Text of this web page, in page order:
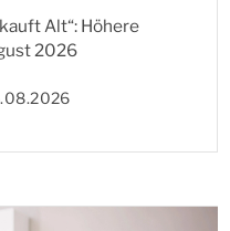
Alt“: Höhere
2026